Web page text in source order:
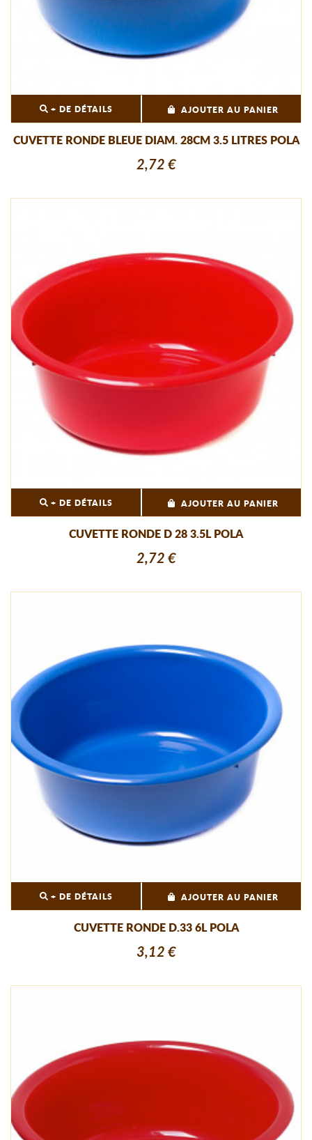
+ DE DÉTAILS AJOUTER AU PANIER
CUVETTE RONDE BLEUE DIAM. 28CM 3.5 LITRES POLA
2,72 €
+ DE DÉTAILS AJOUTER AU PANIER
CUVETTE RONDE D 28 3.5L POLA
2,72 €
+ DE DÉTAILS AJOUTER AU PANIER
CUVETTE RONDE D.33 6L POLA
3,12 €